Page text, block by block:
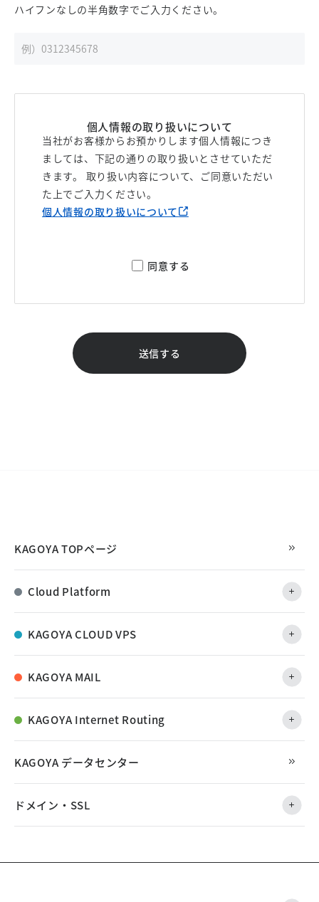
ハイフンなしの半角数字でご入力ください。
個人情報の取り扱いについて
当社がお客様からお預かりします個人情報につき
ましては、下記の通りの取り扱いとさせていただ
きます。 取り扱い内容について、ご同意いただい
た上でご入力ください。
個人情報の取り扱いについて
同意する
送信する
KAGOYA TOPページ
Cloud Platform
KAGOYA CLOUD VPS
KAGOYA MAIL
KAGOYA Internet Routing
KAGOYA データセンター
ドメイン・SSL